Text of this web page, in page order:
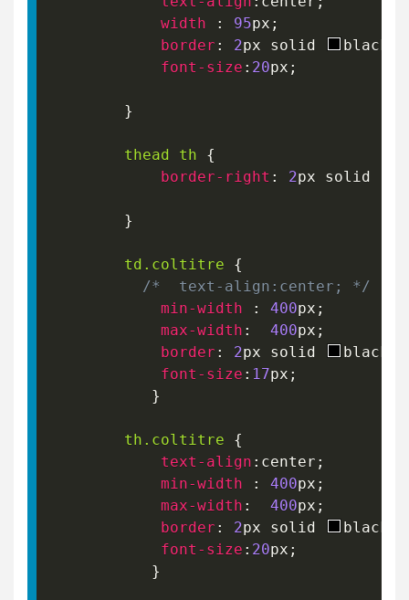
width
: 95px ;
border : 2px solid black
font-size : 20px ;
}
thead th
{
border-right : 2px solid
}
td .coltitre
{
/*  text-align:center; */
min-width
: 400px ;
max-width : 400px ;
border : 2px solid black
font-size : 17px ;
}
th .coltitre
{
text-align : center ;
min-width
: 400px ;
max-width : 400px ;
border : 2px solid black
font-size : 20px ;
}